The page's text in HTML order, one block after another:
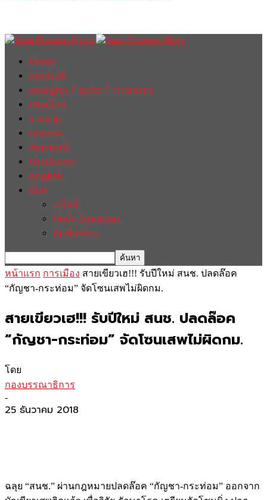
Home
ฮอตนิวส์
เศรษฐกิจ / ธุรกิจ / การตลาด
การเมือง
รายงาน
บทความ
สัมภาษณ์
ต่างประเทศ
english
อื่นๆ
วาไรตี้
ศิลปะ-วัฒนธรรม
กินดื่มเที่ยว
หน้าแรก การเมือง สายเขียวเฮ!!! รับปีใหม่ สนช. ปลดล๊อค
“กัญชา-กระท่อม” จัดโซนเสพไม่ผิดกม.
สายเขียวเฮ!!! รับปีใหม่ สนช. ปลดล๊อค
“กัญชา-กระท่อม” จัดโซนเสพไม่ผิดกม.
โดย
กองบรรณาธิการ
-
25 ธันวาคม 2018
ฉลุย “สนช.” ผ่านกฎหมายปลดล๊อค “กัญชา-กระท่อม” ออกจาก